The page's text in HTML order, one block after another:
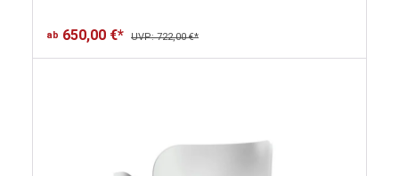
ab 650,00 €* UVP: 722,00 €*